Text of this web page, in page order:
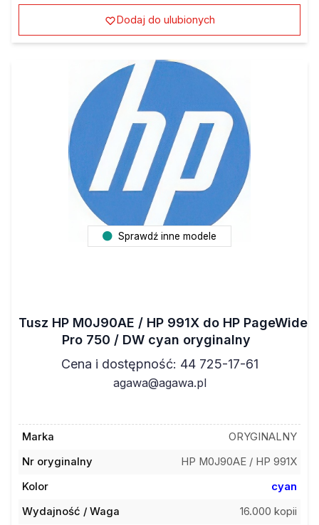
Dodaj do ulubionych
Sprawdź inne modele
Tusz HP M0J90AE / HP 991X do HP PageWide
Pro 750 / DW cyan oryginalny
Cena i dostępność: 44 725-17-61
agawa@agawa.pl
Marka
ORYGINALNY
Nr oryginalny
HP M0J90AE / HP 991X
Kolor
cyan
Wydajność / Waga
16.000 kopii